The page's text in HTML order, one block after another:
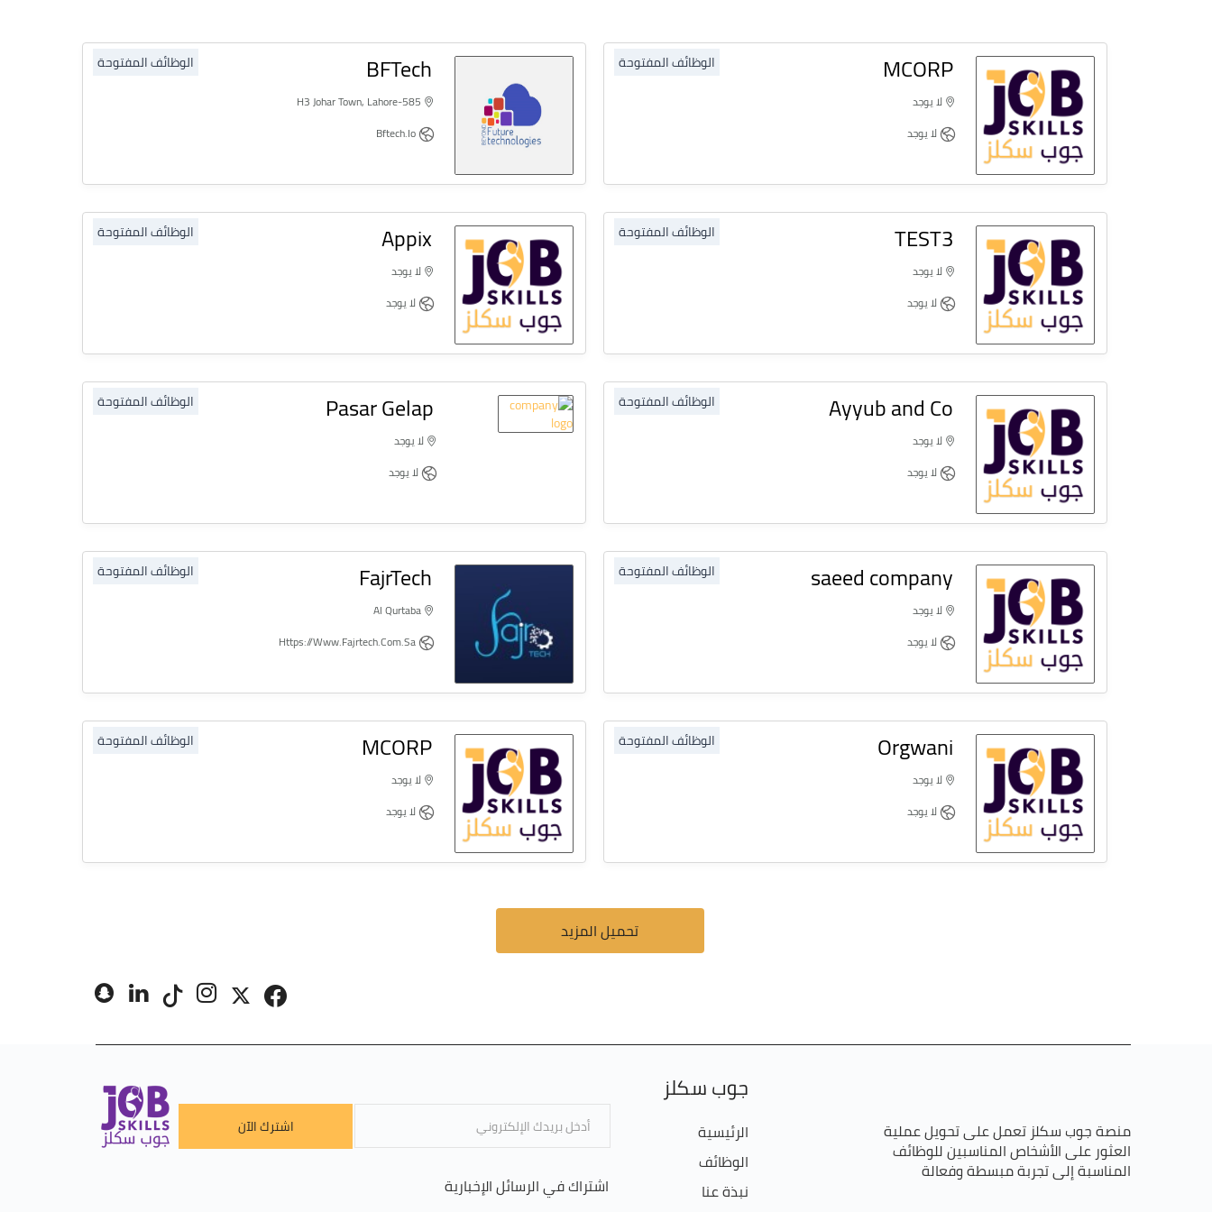
BFTech الوظائف المفتوحة MCORP
لا يوجد
لا يوجد
الوظائف المفتوحة
Appix
لا يوجد
لا يوجد
الوظائف المفتوحة TEST3
لا يوجد
لا يوجد
الوظائف المفتوحة
Pasar Gelap
لا يوجد
لا يوجد
الوظائف المفتوحة Ayyub and Co
لا يوجد
لا يوجد
الوظائف المفتوحة
FajrTech الوظائف المفتوحة saeed company
لا يوجد
لا يوجد
الوظائف المفتوحة
MCORP
لا يوجد
لا يوجد
الوظائف المفتوحة Orgwani
لا يوجد
لا يوجد
الوظائف المفتوحة
تحميل المزيد
اشترك الآن
اشتراك في الرسائل الإخبارية
منصة جوب سكلز تعمل على تحويل عملية
العثور على الأشخاص المناسبين للوظائف
المناسبة إلى تجربة مبسطة وفعالة
جوب سكلز
الرئيسية
الوظائف
نبذة عنا